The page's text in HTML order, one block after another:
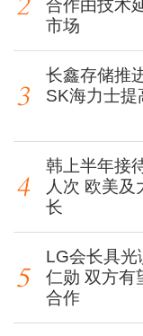
合作由技术
市场
长鑫存储推
SK海力士提
韩上半年接
人次 欧美及
长
LG会长具光
仁勋 双方有
合作